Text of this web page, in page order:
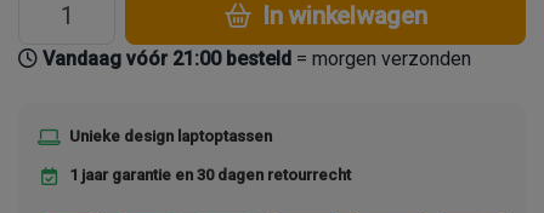
In winkelwagen
Vandaag vóór 21:00 besteld = morgen verzonden
Unieke design laptoptassen
1 jaar garantie en 30 dagen retourrecht